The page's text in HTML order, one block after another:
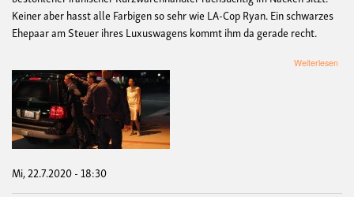
Keiner aber hasst alle Farbigen so sehr wie LA-Cop Ryan. Ein schwarzes
Ehepaar am Steuer ihres Luxuswagens kommt ihm da gerade recht.
Weiterlesen
Mi, 22.7.2020 - 18:30